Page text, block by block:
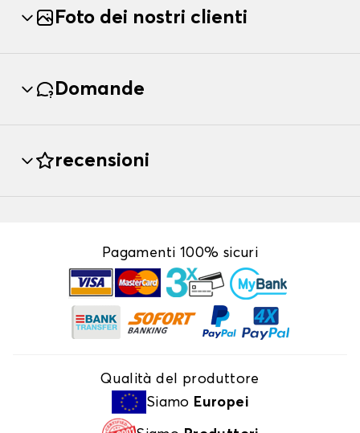
Foto dei nostri clienti
Domande
recensioni
Pagamenti 100% sicuri
Qualità del produttore
Siamo Europei